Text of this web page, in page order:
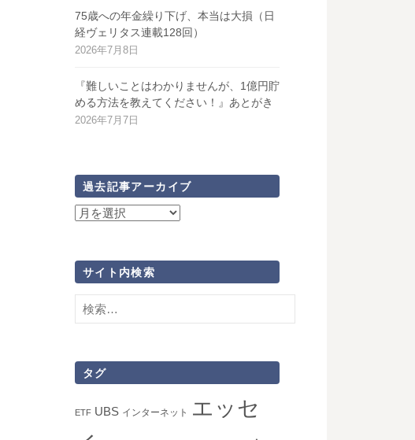
75歳への年金繰り下げ、本当は大損（日
経ヴェリタス連載128回）
2026年7月8日
『難しいことはわかりませんが、1億円貯
める方法を教えてください！』あとがき
2026年7月7日
過去記事アーカイブ
過
事
ー
カ
ブ
サイト内検索
検
索:
タグ
ETF UBS インターネット
エッセ